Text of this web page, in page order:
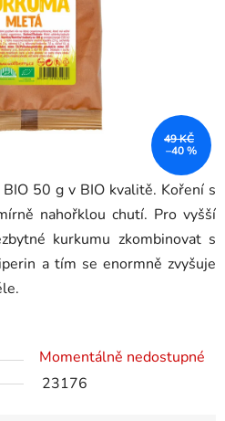
50 g v BIO kvalitě. Koření s
nahořklou chutí. Pro vyšší
kurkumu zkombinovat s
a tím se enormně zvyšuje
Momentálně nedostupné
23176
49 KČ
–40 %